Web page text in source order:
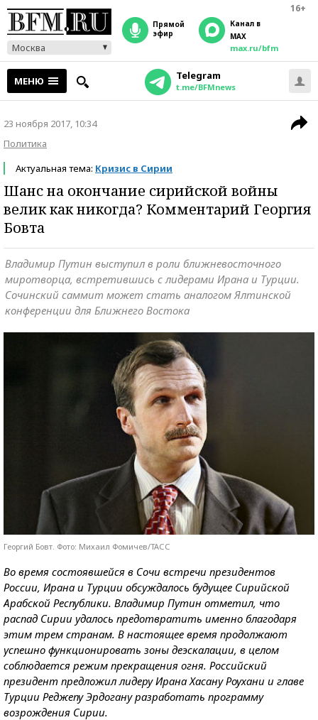
16+
Москва
прямой
эфир
Канал в
MAX
max.ru/bfm
МЕНЮ Telegram
t.me/BFMnews
23 ноября 2017, 10:34
Политика
Актуальная тема: Кризис в Сирии
Шанс на окончание сирийской войны
велик как никогда? Комментарий Георгия
Бовта
Владимир Путин выступил в роли ближневосточного
миротворца, встретившись с лидерами Ирана и Турции.
Сочинский саммит может стать аналогом Ялтинской
конференции для Ближнего Востока
Георгий Бовт. Фото: Михаил Фомичев/ТАСС
Во время состоявшейся в Сочи встречи президентов
России, Ирана и Турции обсуждалось будущее Сирийской
Арабской Республики. Владимир Путин отметил, что
распад Сирии удалось предотвратить именно благодаря
этим трем странам. В настоящее время продолжают
успешно функционировать зоны деэскалации, в целом
соблюдается режим прекращения огня. Российский
президент предложил лидеру Ирана Хасану Роухани и главе
Турции Реджепу Эрдогану разработать программу
возрождения Сирии.